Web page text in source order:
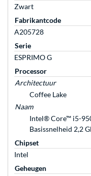
Zwart
Fabrikantcode
A205728
Serie
ESPRIMO G
Processor
Architectuur
Coffee Lake
Naam
Intel® Core™ i5-
Basissnelheid 2,2
Chipset
Intel
Geheugen